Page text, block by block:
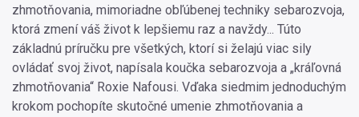
zhmotňovania, mimoriadne obľúbenej techniky sebarozvoja,
ktorá zmení váš život k lepšiemu raz a navždy... Túto
základnú príručku pre všetkých, ktorí si želajú viac sily
ovládať svoj život, napísala koučka sebarozvoja a „kráľovná
zhmotňovania“ Roxie Nafousi. Vďaka siedmim jednoduchým
krokom pochopíte skutočné umenie zhmotňovania a